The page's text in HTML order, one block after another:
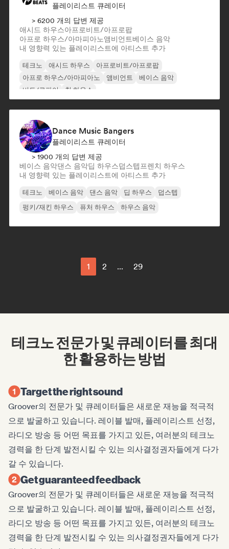
플레이리스트 큐레이터
> 6200 개의 답변 제공
애시드 하우스아프로비트/아프로팝
아프로 하우스/아마피아노앰비언트베이스 음악
내 영향력 있는 플레이리스트에 아티스트 추가
테크노 애시드 하우스
아프로비트/아프로팝
아프로 하우스/아마피아노
앰비언트
베이스 음악
비트/로파이
칠 하우스
Dance Music Bangers
플레이리스트 큐레이터
> 1900 개의 답변 제공
베이스 음악댄스 음악딥 하우스덥스텝 프렌치 하우스
내 영향력 있는 플레이리스트에 아티스트 추가
테크노 베이스 음악 댄스 음악 딥 하우스
덥스텝
펑키/재킨 하우스
퓨처 하우스 하우스 음악
1 2 ... 29
테크노 전문가 및 큐레이터를 최대
한 활용하는 방법
Target the right sound
Groover의 전문가 및 큐레이터들은 새로운 재능을 적극적
으로 발굴하고 있습니다. 레이블 발매, 플레이리스트 선정,
라디오 방송 등 어떤 목표를 가지고 있든, 여러분의 테크노
경력을 한 단계 발전시킬 수 있는 의사결정권자들에게 다가
갈 수 있습니다.
Get guaranteed feedback
Groover의 전문가 및 큐레이터들은 새로운 재능을 적극적
으로 발굴하고 있습니다. 레이블 발매, 플레이리스트 선정,
라디오 방송 등 어떤 목표를 가지고 있든, 여러분의 테크노
경력을 한 단계 발전시킬 수 있는 의사결정권자들에게 다가